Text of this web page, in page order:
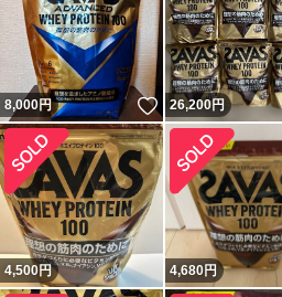
8,000円 いいね！
26,200円
4,500円 4,680円